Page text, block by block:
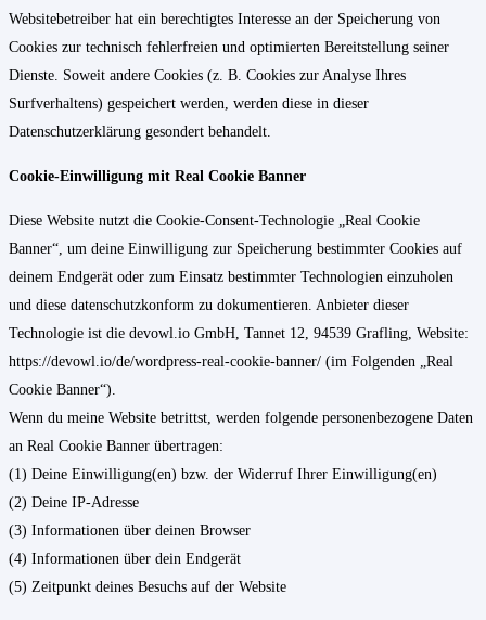
Websitebetreiber hat ein berechtigtes Interesse an der Speicherung von
Cookies zur technisch fehlerfreien und optimierten Bereitstellung seiner
Dienste. Soweit andere Cookies (z. B. Cookies zur Analyse Ihres
Surfverhaltens) gespeichert werden, werden diese in dieser
Datenschutzerklärung gesondert behandelt.
Cookie-Einwilligung mit Real Cookie Banner
Diese Website nutzt die Cookie-Consent-Technologie „Real Cookie
Banner“, um deine Einwilligung zur Speicherung bestimmter Cookies auf
deinem Endgerät oder zum Einsatz bestimmter Technologien einzuholen
und diese datenschutzkonform zu dokumentieren. Anbieter dieser
Technologie ist die devowl.io GmbH, Tannet 12, 94539 Grafling, Website:
https://devowl.io/de/wordpress-real-cookie-banner/ (im Folgenden „Real
Cookie Banner“).
Wenn du meine Website betrittst, werden folgende personenbezogene Daten
an Real Cookie Banner übertragen:
(1) Deine Einwilligung(en) bzw. der Widerruf Ihrer Einwilligung(en)
(2) Deine IP-Adresse
(3) Informationen über deinen Browser
(4) Informationen über dein Endgerät
(5) Zeitpunkt deines Besuchs auf der Website